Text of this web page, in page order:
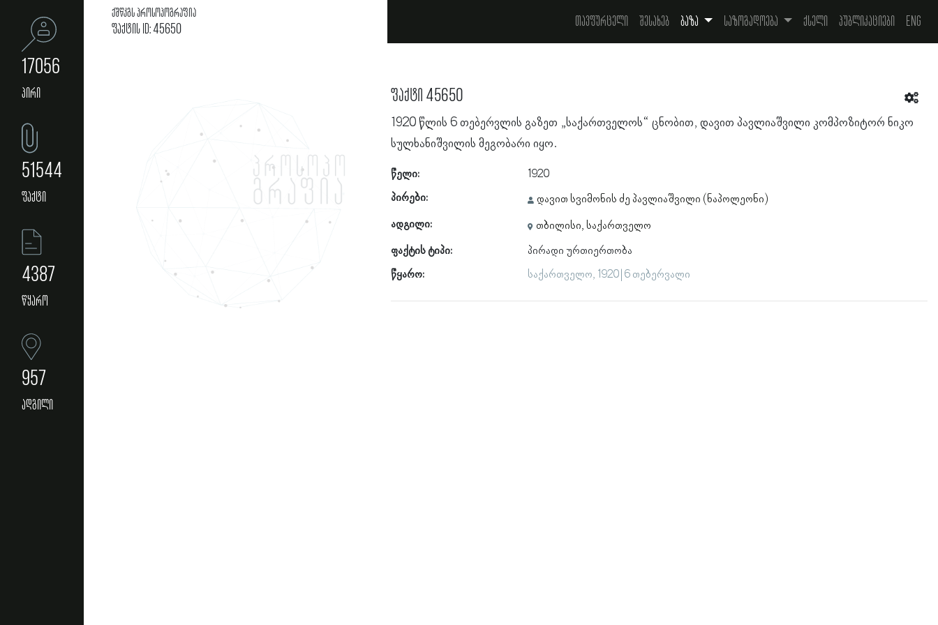
17056
პირი
51544
ფაქტი
4387
წყარო
957
ადგილი
ქშწკგს პროსოპოგრაფია
ფაქტის ID: 45650 თავფურცელი შესახებ ბაზა საზოგადოება ქსელი პუბლიკაციები Eng
ფაქტი 45650
1920 წლის 6 თებერვლის გაზეთ „საქართველოს“ ცნობით, დავით პავლიაშვილი კომპოზიტორ ნიკო
სულხანიშვილის მეგობარი იყო.
წელი:
1920
პირები:
დავით სვიმონის ძე პავლიაშვილი (ნაპოლეონი)
ადგილი:
თბილისი, საქართველო
ფაქტის ტიპი:
პირადი ურთიერთობა
წყარო:
საქართველო, 1920 | 6 თებერვალი